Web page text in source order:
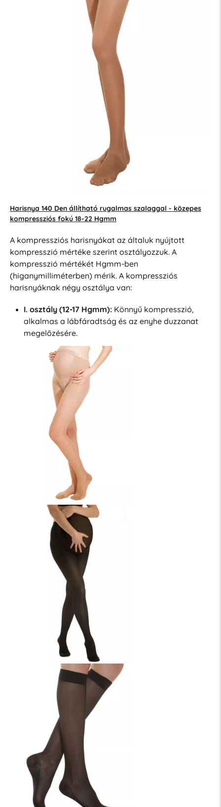
Harisnya 140 Den állítható rugalmas szalaggal - közepes
kompressziós fokú 18-22 Hgmm
A kompressziós harisnyákat az általuk nyújtott
kompresszió mértéke szerint osztályozzuk. A
kompresszió mértékét Hgmm-ben
(higanymilliméterben) mérik. A kompressziós
harisnyáknak négy osztálya van:
I. osztály (12-17 Hgmm):Könnyű kompresszió,
alkalmas a lábfáradtság és az enyhe duzzanat
megelőzésére.